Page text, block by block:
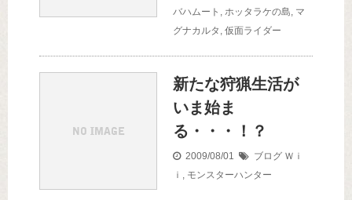
バハムート , ホッタラケの島, マ
グナカルタ , 仮面ライダー
新たな狩猟生活が
いま始ま
る・・・！？
2009/08/01 ブログ Ｗｉ
ｉ , モンスターハンター